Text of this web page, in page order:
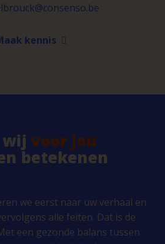
kennis
voor jou
betekenen
we eerst naar uw verhaal en
alle feiten. Dat is de
een gezonde balans tussen